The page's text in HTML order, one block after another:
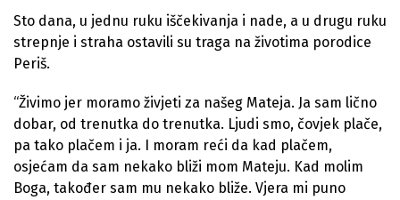
Sto dana, u jednu ruku iščekivanja i nade, a u drugu ruku
strepnje i straha ostavili su traga na životima porodice
Periš.
“Živimo jer moramo živjeti za našeg Mateja. Ja sam lično
dobar, od trenutka do trenutka. Ljudi smo, čovjek plače,
pa tako plačem i ja. I moram reći da kad plačem,
osjećam da sam nekako bliži mom Mateju. Kad molim
Boga, također sam mu nekako bliže. Vjera mi puno